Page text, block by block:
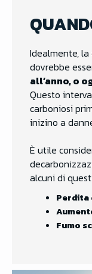
Idealmente,
dovrebbe
all’anno, o
Questo
carboniosi
inizino a
È utile
alcuni di
Perdita
Fumo